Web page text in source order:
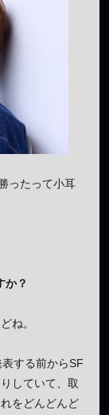
ったって小耳
か？
ね。
する前からSF
していて、取
をどんどんど